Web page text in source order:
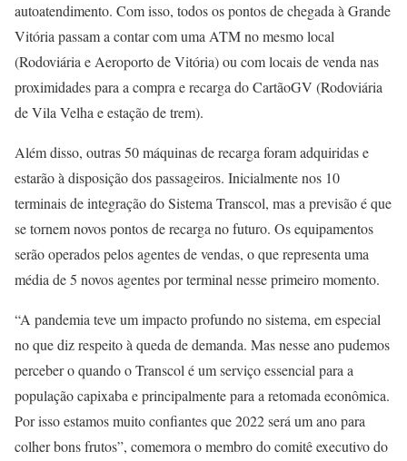
autoatendimento. Com isso, todos os pontos de chegada à Grande
Vitória passam a contar com uma ATM no mesmo local
(Rodoviária e Aeroporto de Vitória) ou com locais de venda nas
proximidades para a compra e recarga do CartãoGV (Rodoviária
de Vila Velha e estação de trem).
Além disso, outras 50 máquinas de recarga foram adquiridas e
estarão à disposição dos passageiros. Inicialmente nos 10
terminais de integração do Sistema Transcol, mas a previsão é que
se tornem novos pontos de recarga no futuro. Os equipamentos
serão operados pelos agentes de vendas, o que representa uma
média de 5 novos agentes por terminal nesse primeiro momento.
“A pandemia teve um impacto profundo no sistema, em especial
no que diz respeito à queda de demanda. Mas nesse ano pudemos
perceber o quando o Transcol é um serviço essencial para a
população capixaba e principalmente para a retomada econômica.
Por isso estamos muito confiantes que 2022 será um ano para
colher bons frutos”, comemora o membro do comitê executivo do